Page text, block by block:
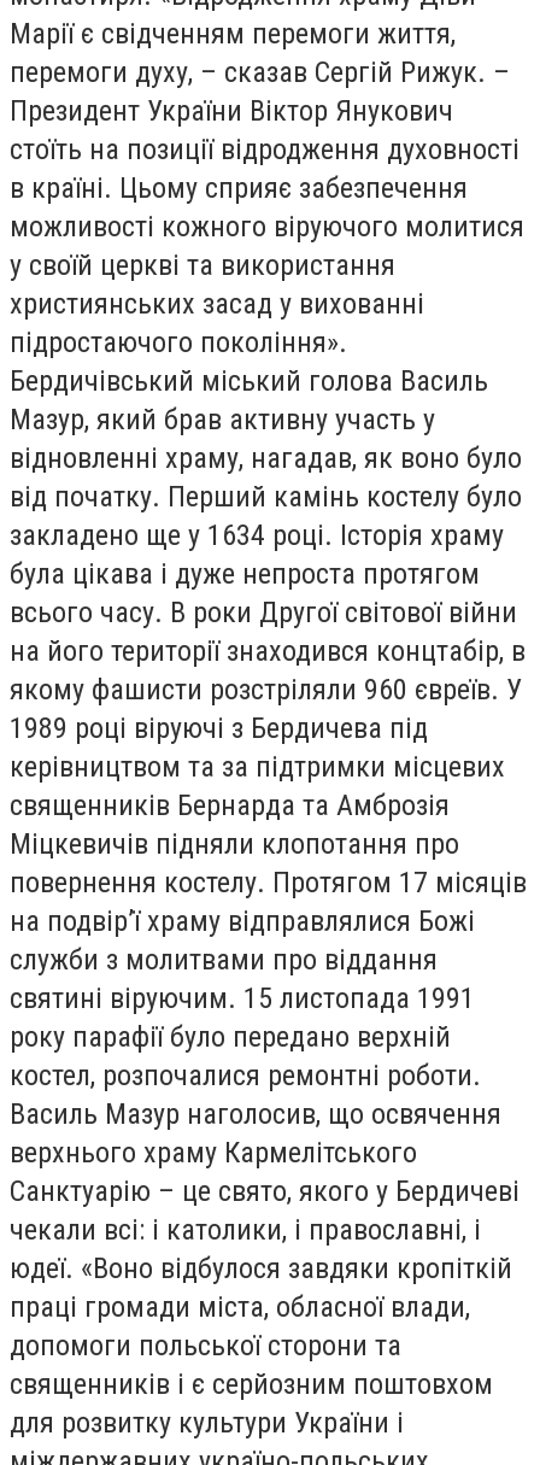
Марії є свідченням перемоги життя,
перемоги духу, – сказав Сергій Рижук. –
Президент України Віктор Янукович
стоїть на позиції відродження духовності
в країні. Цьому сприяє забезпечення
можливості кожного віруючого молитися
у своїй церкві та використання
християнських засад у вихованні
підростаючого покоління».
Бердичівський міський голова Василь
Мазур, який брав активну участь у
відновленні храму, нагадав, як воно було
від початку. Перший камінь костелу було
закладено ще у 1634 році. Історія храму
була цікава і дуже непроста протягом
всього часу. В роки Другої світової війни
на його території знаходився концтабір, в
якому фашисти розстріляли 960 євреїв. У
1989 році віруючі з Бердичева під
керівництвом та за підтримки місцевих
священників Бернарда та Амброзія
Міцкевичів підняли клопотання про
повернення костелу. Протягом 17 місяців
на подвір’ї храму відправлялися Божі
служби з молитвами про віддання
святині віруючим. 15 листопада 1991
року парафії було передано верхній
костел, розпочалися ремонтні роботи.
Василь Мазур наголосив, що освячення
верхнього храму Кармелітського
Санктуарію – це свято, якого у Бердичеві
чекали всі: і католики, і православні, і
юдеї. «Воно відбулося завдяки кропіткій
праці громади міста, обласної влади,
допомоги польської сторони та
священників і є серйозним поштовхом
для розвитку культури України і